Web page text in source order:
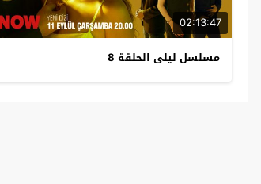
02:13:47
مسلسل ليلى الحلقة 8